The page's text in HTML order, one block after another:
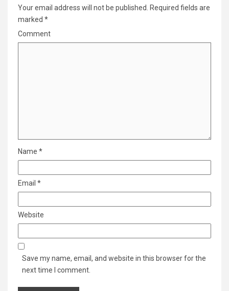
Your email address will not be published.
Required fields are
marked *
Comment
Name *
Email *
Website
Save my name, email, and website in this browser for the
next time I comment.